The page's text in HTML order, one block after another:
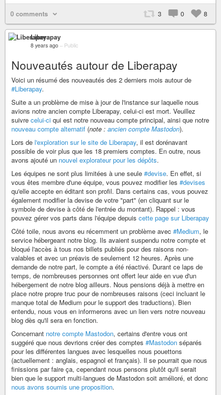
0 comments 3 0 8
Liberapay
8 years ago – Public
Nouveautés autour de Liberapay
Voici un résumé des nouveautés des 2 derniers mois autour de
#Liberapay.
Suite a un problème de mise à jour de l'instance sur laquelle nous
avions notre ancien compte Liberapay, celui-ci est mort. Veuillez
suivre celui-ci qui est notre nouveau compte principal, ainsi que notre
nouveau compte alternatif (note : ancien compte Mastodon).
Lors de l'exploration sur le site de Liberapay, il est dorénavant
possible de voir plus que les 18 premiers comptes. En outre, nous
avons ajouté un nouvel explorateur pour les dépôts.
Les équipes ne sont plus limitées à une seule #devise. En effet, si
vous êtes membre d'une équipe, vous pouvez modifier les #devises
qu'elle accepte en éditant son profil. Dans certains cas, vous pouvez
également modifier la devise de votre "part" (en cliquant sur le
symbole de devise à côté de l'entrée du montant). Rappel : vous
pouvez gérer vos parts dans l'équipe depuis cette page sur Liberapay
Côté toile, nous avons eu récemment un problème avec #Medium, le
service hébergeant notre blog. Ils avaient suspendu notre compte et
bloqué l'accès à tous nos billets publiés pour des raisons non-
valables et avec un préavis de seulement 12 heures. Après une
demande de notre part, le compte a été réactivé. Durant ce laps de
temps, de nombreuses personnes ont offert leur aide en vue d'un
hébergement de notre blog ailleurs. Nous pensions déjà à mettre en
place notre propre truc pour de nombreuses raisons (ceci incluant le
manque total de Medium pour le support des traductions). Bien
entendu, nous vous en informerons avec un lien vers notre nouveau
blog dès qu'il sera en fonction.
Concernant notre compte Mastodon, certains d'entre vous ont
suggéré que nous devrions créer des comptes #Mastodon séparés
pour les différentes langues avec lesquelles nous pouettons
(actuellement : anglais, espagnol et français). Il se pourrait que nous
finissions par faire ça, cependant nous pensons plutôt qu'il serait
bien que le support multi-langues de Mastodon soit amélioré, et donc
nous avons soumis une proposition.